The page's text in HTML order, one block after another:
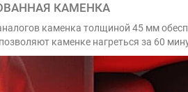
КАМЕНКА
каменка толщиной 45 мм
каменке нагреться за 60